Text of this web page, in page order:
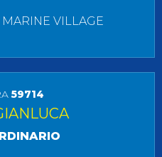
VILLAGE
59714